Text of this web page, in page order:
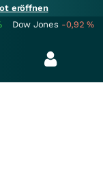
eröffnen
Dow Jones -0,92%